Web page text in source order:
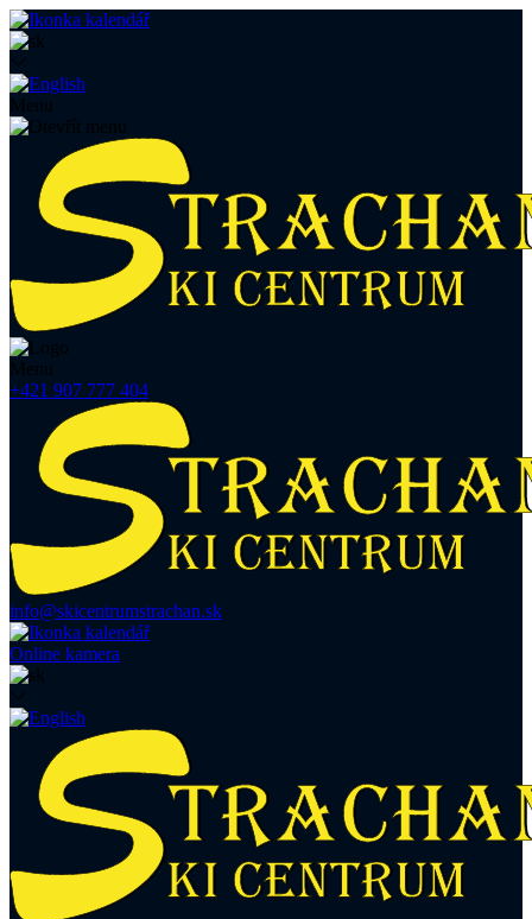
Menu
Menu
+421 907 777 404
info@skicentrumstrachan.sk
Online kamera